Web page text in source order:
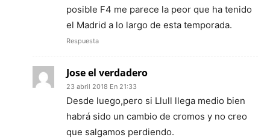
posible F4 me parece la peor que ha tenido
el Madrid a lo largo de esta temporada.
Respuesta
Jose el verdadero
23 abril 2018 En 21:33
Desde luego,pero si Llull llega medio bien
habrá sido un cambio de cromos y no creo
que salgamos perdiendo.